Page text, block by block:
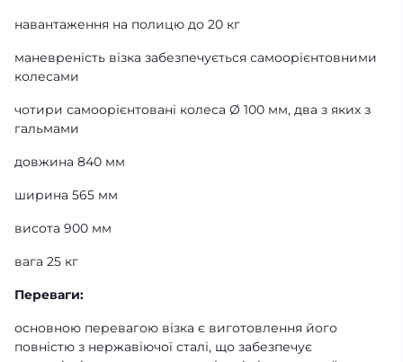
навантаження на полицю до 20 кг
маневреність візка забезпечується самоорієнтовними
колесами
чотири самоорієнтовані колеса Ø 100 мм, два з яких з
гальмами
довжина 840 мм
ширина 565 мм
висота 900 мм
вага 25 кг
Переваги:
основною перевагою візка є виготовлення його
повністю з нержавіючої сталі, що забезпечує